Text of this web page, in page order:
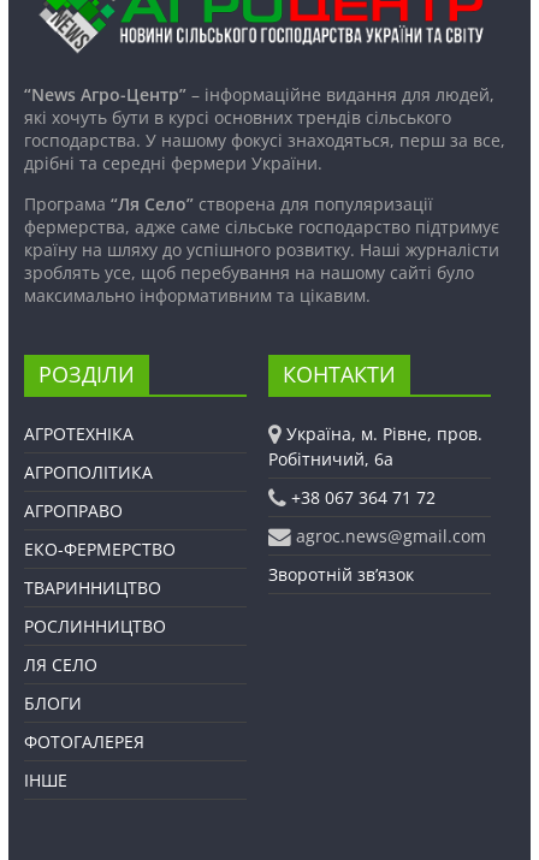
“News Агро-Центр”– інформаційне видання для людей,
які хочуть бути в курсі основних трендів сільського
господарства. У нашому фокусі знаходяться, перш за все,
дрібні та середні фермери України.
Програма “Ля Село”створена для популяризації
фермерства, адже саме сільське господарство підтримує
країну на шляху до успішного розвитку. Наші журналісти
зроблять усе, щоб перебування на нашому сайті було
максимально інформативним та цікавим.
РОЗДІЛИ
АГРОТЕХНІКА
АГРОПОЛІТИКА
АГРОПРАВО
ЕКО-ФЕРМЕРСТВО
ТВАРИННИЦТВО
РОСЛИННИЦТВО
ЛЯ СЕЛО
БЛОГИ
ФОТОГАЛЕРЕЯ
ІНШЕ
КОНТАКТИ
Україна, м. Рівне, пров.
Робітничий, 6а
+38 067 364 71 72
agroc.news@gmail.com
Зворотній зв’язок